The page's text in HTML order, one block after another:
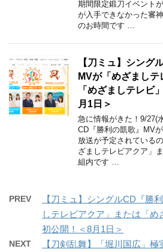
期間限定鍛刀イベント
が入手できなかった審
のお時間です …
【刀ミュ】シング
MVが「めざまし
「めざましテレビ
月1日＞
急に情報がきた！9/27(
CD『勝利の凱歌』MV
放送が予定されている
ざましテレビアクア」
組内です …
PREV
【刀ミュ】シングルCD『勝
しテレビアクア」または「
初公開！＜8月1日＞
NEXT
【刀剣乱舞】「堀川国広」